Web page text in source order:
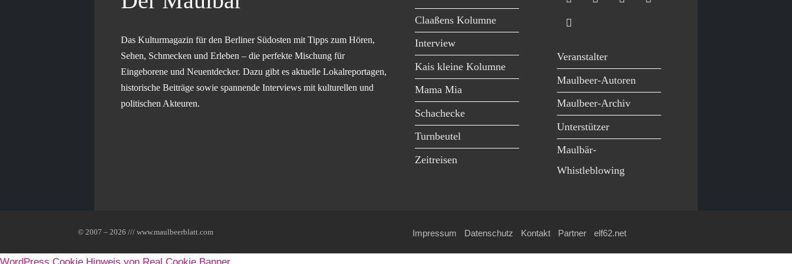
Das Kulturmagazin für den Berliner Südosten mit Tipps zum Hören,
Sehen, Schmecken und Erleben – die perfekte Mischung für
Eingeborene und Neuentdecker. Dazu gibt es aktuelle Lokalreportagen,
historische Beiträge sowie spannende Interviews mit kulturellen und
politischen Akteuren.
Claaßens Kolumne
Interview
Kais kleine Kolumne
Mama Mia
Schachecke
Turnbeutel
Zeitreisen
Veranstalter
Maulbeer-Autoren
Maulbeer-Archiv
Unterstützer
Maulbär-
Whistleblowing
© 2007 – 2026 /// www.maulbeerblatt.com Impressum Datenschutz Kontakt Partner elf62.net